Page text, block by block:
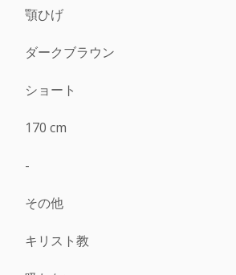
顎ひげ
ダークブラウン
ショート
170 cm
-
その他
キリスト教